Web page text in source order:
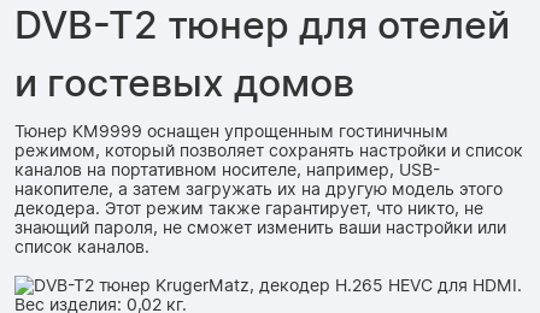
DVB-T2 тюнер для отелей
и гостевых домов
Тюнер KM9999 оснащен упрощенным гостиничным
режимом, который позволяет сохранять настройки и список
каналов на портативном носителе, например, USB-
накопителе, а затем загружать их на другую модель этого
декодера. Этот режим также гарантирует, что никто, не
знающий пароля, не сможет изменить ваши настройки или
список каналов.